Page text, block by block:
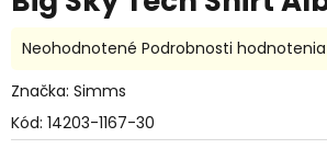
Kód: 14203-1167-30
Priemerné
produktu
0,0
Neohodnotené Podrobnosti hodnotenia
Značka: Simms